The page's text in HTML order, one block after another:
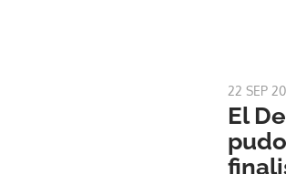
22 SEP
El